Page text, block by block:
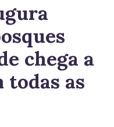
chega a
todas as